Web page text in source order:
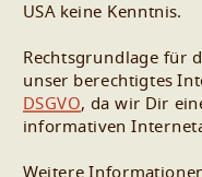
USA keine Kenntnis.
Rechtsgrundlage für
unser berechtigtes
DSGVO, da wir Dir
informativen
Weitere